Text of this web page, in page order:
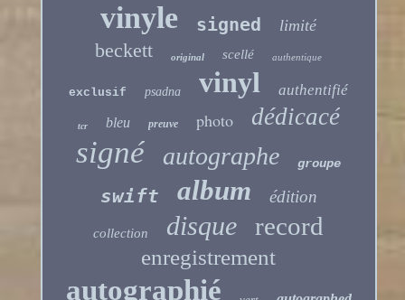
vinyle signed limité
beckett original scellé authentique
exclusif psadna vinyl authentifié
tcr bleu preuve photo dédicacé
signé autographe groupe
swift album édition
collection disque record
enregistrement
autographié